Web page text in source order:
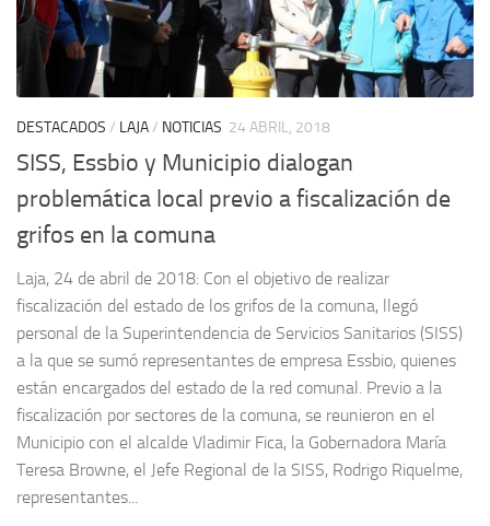
DESTACADOS / LAJA/ NOTICIAS 24 ABRIL, 2018
SISS, Essbio y Municipio dialogan
problemática local previo a fiscalización de
grifos en la comuna
Laja, 24 de abril de 2018: Con el objetivo de realizar
fiscalización del estado de los grifos de la comuna, llegó
personal de la Superintendencia de Servicios Sanitarios (SISS)
a la que se sumó representantes de empresa Essbio, quienes
están encargados del estado de la red comunal. Previo a la
fiscalización por sectores de la comuna, se reunieron en el
Municipio con el alcalde Vladimir Fica, la Gobernadora María
Teresa Browne, el Jefe Regional de la SISS, Rodrigo Riquelme,
representantes...